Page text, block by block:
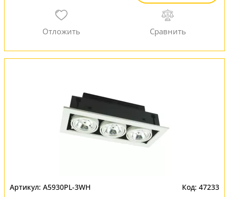
A5930PL-3WH 47233